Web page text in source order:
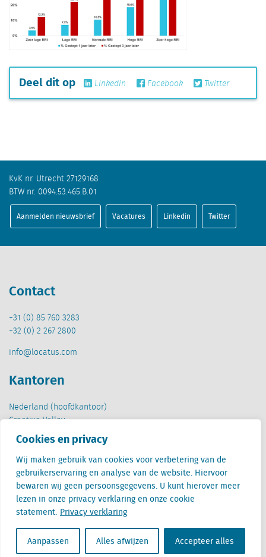
Cookies en privacy
Wij maken gebruik van cookies voor verbetering van de
gebruikerservaring en analyse van de website. Hiervoor
bewaren wij geen persoonsgegevens. U kunt hierover meer
lezen in onze privacy verklaring en onze cookie
statement. Privacy verklaring
Aanpassen Alles afwijzen Accepteer alles
Deel dit op Linkedin Facebook Twitter
KvK nr. Utrecht 27129168
BTW nr. 0094.53.465.B.01
Aanmelden nieuwsbrief Vacatures Linkedin Twitter
Contact
+31 (0) 85 760 3283
+32 (0) 2 267 2800
info@locatus.com
Kantoren
Nederland (hoofdkantoor)
Creative Valley
Stationsplein 32
3511 ED Utrecht
België
Cantersteen 47
1000 Brussel